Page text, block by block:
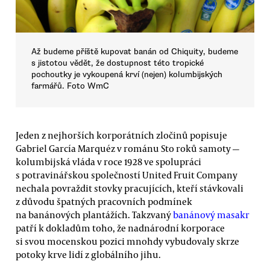
Až budeme příště kupovat banán od Chiquity, budeme
s jistotou vědět, že dostupnost této tropické
pochoutky je vykoupená krví (nejen) kolumbijských
farmářů. Foto WmC
Jeden z nejhorších korporátních zločinů popisuje
Gabriel García Marquéz v románu Sto roků samoty —
kolumbijská vláda v roce 1928 ve spolupráci
s potravinářskou společností United Fruit Company
nechala povraždit stovky pracujících, kteří stávkovali
z důvodu špatných pracovních podmínek
na banánových plantážích. Takzvanýbanánový masakr
patří k dokladům toho, že nadnárodní korporace
si svou mocenskou pozici mnohdy vybudovaly skrze
potoky krve lidí z globálního jihu.